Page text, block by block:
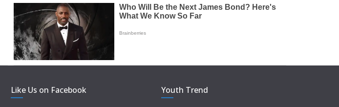
Like Us on Facebook Youth Trend